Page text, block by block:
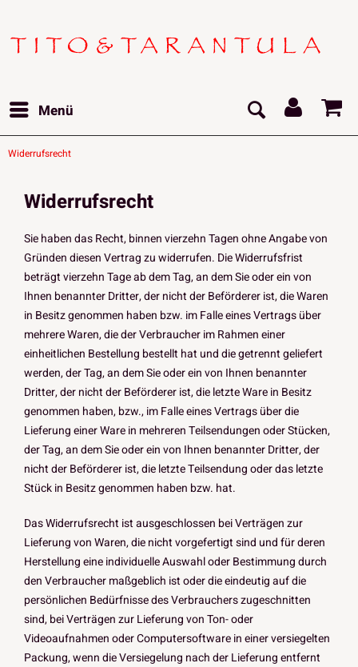
Menü
Widerrufsrecht
Widerrufsrecht
Sie haben das Recht, binnen vierzehn Tagen ohne Angabe von
Gründen diesen Vertrag zu widerrufen. Die Widerrufsfrist
beträgt vierzehn Tage ab dem Tag, an dem Sie oder ein von
Ihnen benannter Dritter, der nicht der Beförderer ist, die Waren
in Besitz genommen haben bzw. im Falle eines Vertrags über
mehrere Waren, die der Verbraucher im Rahmen einer
einheitlichen Bestellung bestellt hat und die getrennt geliefert
werden, der Tag, an dem Sie oder ein von Ihnen benannter
Dritter, der nicht der Beförderer ist, die letzte Ware in Besitz
genommen haben, bzw., im Falle eines Vertrags über die
Lieferung einer Ware in mehreren Teilsendungen oder Stücken,
der Tag, an dem Sie oder ein von Ihnen benannter Dritter, der
nicht der Beförderer ist, die letzte Teilsendung oder das letzte
Stück in Besitz genommen haben bzw. hat.
Das Widerrufsrecht ist ausgeschlossen bei Verträgen zur
Lieferung von Waren, die nicht vorgefertigt sind und für deren
Herstellung eine individuelle Auswahl oder Bestimmung durch
den Verbraucher maßgeblich ist oder die eindeutig auf die
persönlichen Bedürfnisse des Verbrauchers zugeschnitten
sind, bei Verträgen zur Lieferung von Ton- oder
Videoaufnahmen oder Computersoftware in einer versiegelten
Packung, wenn die Versiegelung nach der Lieferung entfernt